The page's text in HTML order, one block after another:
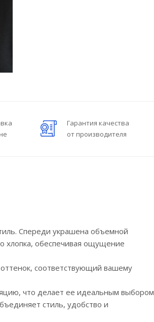
Гарантия качества
от производителя
Спереди украшена объемной
хлопка, обеспечивая ощущение
соответствующий вашему
что делает ее идеальным выбором
стиль, удобство и